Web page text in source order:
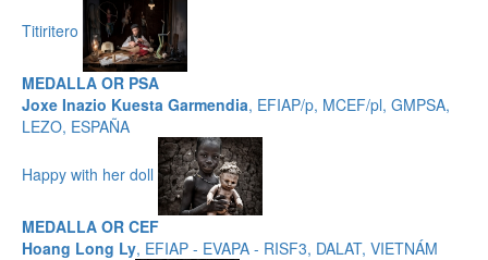
Titiritero
MEDALLA OR PSA
Joxe Inazio Kuesta Garmendia, EFIAP/p, MCEF/pl, GMPSA,
LEZO, ESPAÑA
Happy with her doll
MEDALLA OR CEF
Hoang Long Ly, EFIAP - EVAPA - RISF3, DALAT, VIETNÁM